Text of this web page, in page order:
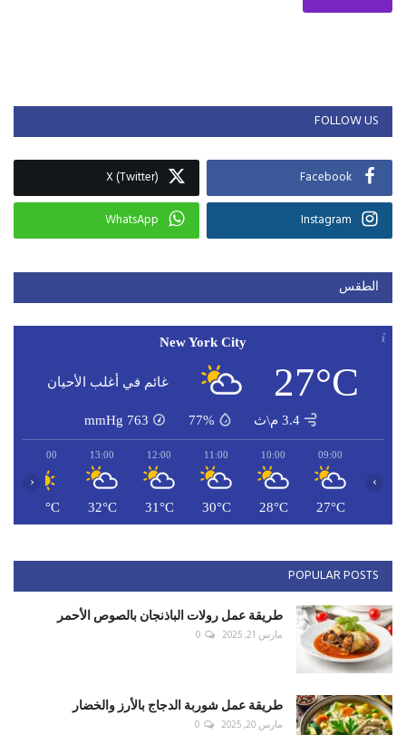
FOLLOW US
Facebook
X (Twitter)
Instagram
WhatsApp
الطقس
New York City
27°C غائم في أغلب الأحيان
3.4 م\ث 77%
763
mmHg
09:00
27°C
10:00
28°C
11:00
30°C
12:00
31°C
13:00
32°C
14:00
32°C
‹ ›
POPULAR POSTS
طريقة عمل رولات الباذنجان بالصوص الأحمر
مارس 21, 2025 0
طريقة عمل شوربة الدجاج بالأرز والخضار
مارس 20, 2025 0